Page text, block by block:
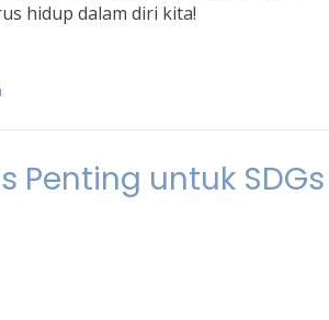
hidup dalam diri kita!
Penting untuk SDGs